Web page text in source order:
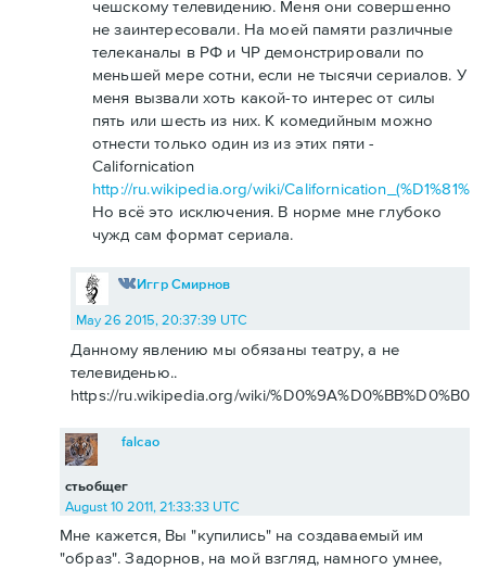
чешскому телевидению. Меня они совершенно
не заинтересовали. На моей памяти различные
телеканалы в РФ и ЧР демонстрировали по
меньшей мере сотни, если не тысячи сериалов. У
меня вызвали хоть какой-то интерес от силы
пять или шесть из них. К комедийным можно
отнести только один из из этих пяти -
Californication
http://ru.wikipedia.org/wiki/
Но всё это исключения. В норме мне глубоко
чужд сам формат сериала.
Иггр Смирнов
May 26 2015, 20:37:39 UTC
Данному явлению мы обязаны театру, а не
телевиденью..
https://ru.wikipedia.org/wiki/
стьобщег
falcao
August 10 2011, 21:33:33 UTC
Мне кажется, Вы "купились" на создаваемый им
"образ". Задорнов, на мой взгляд, намного умнее,